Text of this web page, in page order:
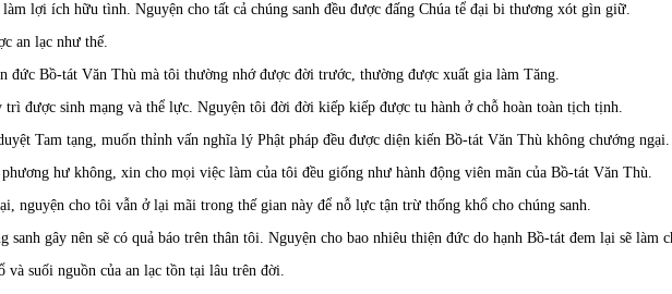
lợi ích hữu tình. Nguyện cho tất cả chúng sanh đều được đấng Chúa tể đại bi thương xót gìn giữ.
an lạc như thế.
đức Bồ-tát Văn Thù mà tôi thường nhớ được đời trước, thường được xuất gia làm Tăng.
trì được sinh mạng và thể lực. Nguyện tôi đời đời kiếp kiếp được tu hành ở chỗ hoàn toàn tịch tịnh.
Tam tạng, muốn thỉnh vấn nghĩa lý Phật pháp đều được diện kiến Bồ-tát Văn Thù không chướng ngại.
hư không, xin cho mọi việc làm của tôi đều giống như hành động viên mãn của Bồ-tát Văn Thù.
nguyện cho tôi vẫn ở lại mãi trong thế gian này để nỗ lực tận trừ thống khổ cho chúng sanh.
sanh gây nên sẽ có quả báo trên thân tôi. Nguyện cho bao nhiêu thiện đức do hạnh Bồ-tát đem lại sẽ làm
suối nguồn của an lạc tồn tại lâu trên đời.